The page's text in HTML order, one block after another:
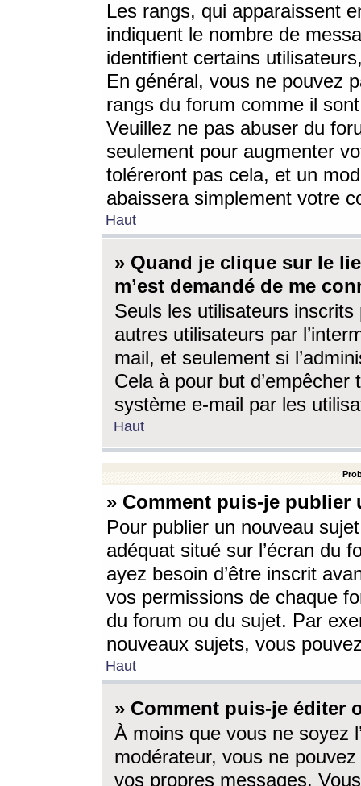
Les rangs, qui apparaissent
indiquent le nombre de
identifient certains
En général, vous ne pouvez
rangs du forum comme il
Veuillez ne pas abuser du
seulement pour augmenter
toléreront pas cela, et un
abaissera simplement votre
Haut
» Quand je clique sur le
m’est demandé de me
Seuls les utilisateurs
autres utilisateurs par
mail, et seulement si
Cela à pour but
système e-mail par les
Haut
» Comment puis-je
Pour publier un nouveau
adéquat situé sur l’écran du
ayez besoin d’être inscrit
vos permissions de chaque
du forum ou du sujet. Par
nouveaux sujets, vous
Haut
» Comment puis-je éditer
À moins que vous ne soyez
modérateur, vous ne
vos propres messages.